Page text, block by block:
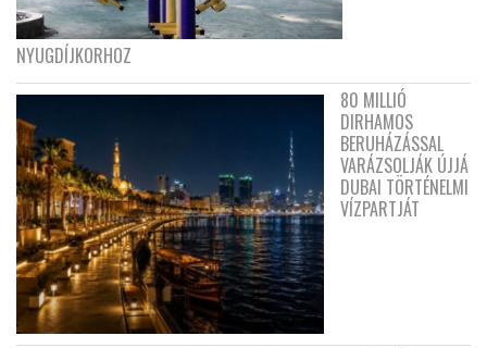
NYUGDÍJKORHOZ
80 MILLIÓ
DIRHAMOS
BERUHÁZÁSSAL
VARÁZSOLJÁK ÚJJÁ
DUBAI TÖRTÉNELMI
VÍZPARTJÁT